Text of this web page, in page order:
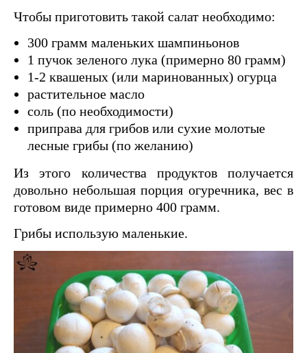
Чтобы приготовить такой салат необходимо:
300 грамм маленьких шампиньонов
1 пучок зеленого лука (примерно 80 грамм)
1-2 квашеных (или маринованных) огурца
растительное масло
соль (по необходимости)
приправа для грибов или сухие молотые
лесные грибы (по желанию)
Из этого количества продуктов получается
довольно небольшая порция огуречника, вес в
готовом виде примерно 400 грамм.
Грибы использую маленькие.